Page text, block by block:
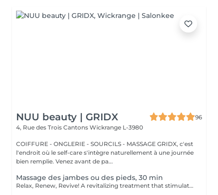
NUU beauty | GRIDX
96
4, Rue des Trois Cantons Wickrange L-3980
COIFFURE - ONGLERIE - SOURCILS - MASSAGE GRIDX, c'est
l'endroit où le self-care s'intègre naturellement à une journée
bien remplie. Venez avant de pa...
Massage des jambes ou des pieds, 30 min
Relax, Renew, Revive! A revitalizing treatment that stimulates circulation, reduces fluid retention, and relieves muscle fatigue. Ideal for clients who spend long hours standing, exercising, or traveling. Light or firm pressure can be tailored to your needs. Age restrictions: there are no age restrictions for this procedure. Post procedure recommendations: do not do sport and any sharp movements for 2-3 hours after the procedure. Frequency: 1-2 times per week, 10 times in total. Repeat once in 3-6 months.